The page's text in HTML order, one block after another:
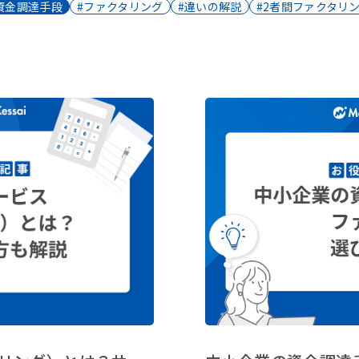
金調達手段 #ファクタリング #違いの解説 #2者間ファクタリ